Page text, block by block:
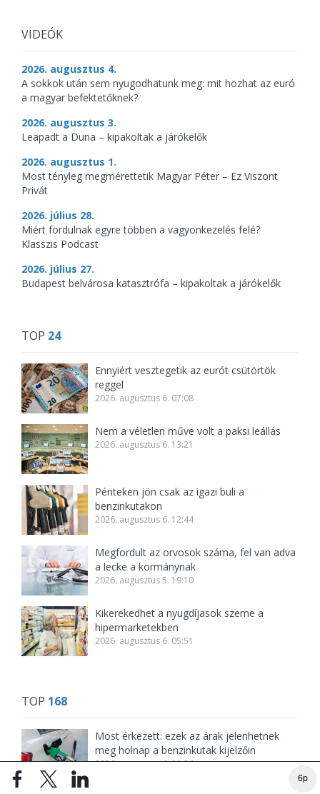
6p
VIDEÓK
2026. augusztus 4.
A sokkok után sem nyugodhatunk meg: mit hozhat az euró
a magyar befektetőknek?
2026. augusztus 3.
Leapadt a Duna – kipakoltak a járókelők
2026. augusztus 1.
Most tényleg megmérettetik Magyar Péter – Ez Viszont
Privát
2026. július 28.
Miért fordulnak egyre többen a vagyonkezelés felé?
Klasszis Podcast
2026. július 27.
Budapest belvárosa katasztrófa – kipakoltak a járókelők
TOP 24
Ennyiért vesztegetik az eurót csütörtök
reggel
2026. augusztus 6. 07:08
Nem a véletlen műve volt a paksi leállás
2026. augusztus 6. 13:21
Pénteken jön csak az igazi buli a
benzinkutakon
2026. augusztus 6. 12:44
Megfordult az orvosok száma, fel van adva
a lecke a kormánynak
2026. augusztus 5. 19:10
Kikerekedhet a nyugdíjasok szeme a
hipermarketekben
2026. augusztus 6. 05:51
TOP 168
Most érkezett: ezek az árak jelenhetnek
meg holnap a benzinkutak kijelzőin
2026. augusztus 4. 11:24